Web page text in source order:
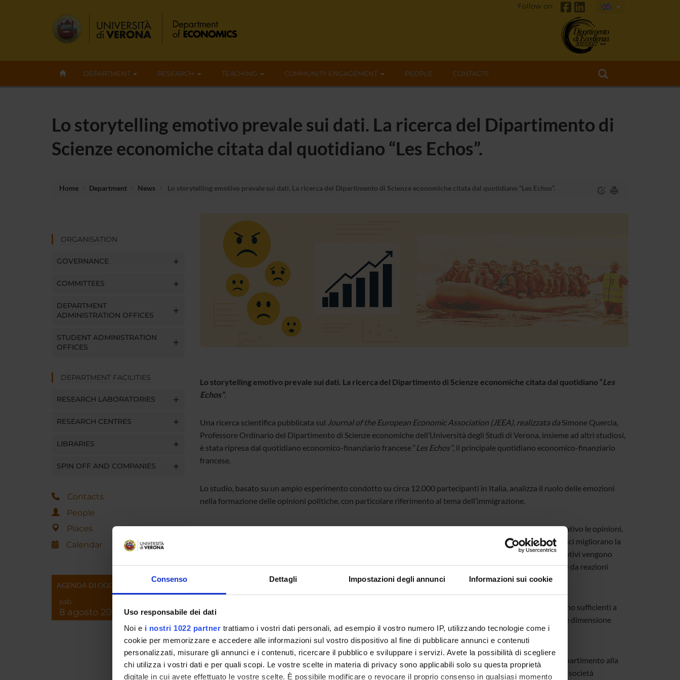
Consenso Dettagli Impostazioni degli annunci Informazioni sui cookie
Uso responsabile dei dati
Noi e i nostri 1022 partner trattiamo i vostri dati personali, ad esempio il vostro numero IP, utilizzando tecnologie come i
cookie per memorizzare e accedere alle informazioni sul vostro dispositivo al fine di pubblicare annunci e contenuti
personalizzati, misurare gli annunci e i contenuti, ricercare il pubblico e sviluppare i servizi. Avete la possibilità di scegliere
chi utilizza i vostri dati e per quali scopi. Le vostre scelte in materia di privacy sono applicabili solo su questa proprietà
digitale in cui avete effettuato le vostre scelte. È possibile modificare o revocare il proprio consenso in qualsiasi momento
Follow on
DEPARTMENT RESEARCH TEACHING COMMUNITY ENGAGEMENT PEOPLE CONTACTS
Lo storytelling emotivo prevale sui dati. La ricerca del Dipartimento di
Scienze economiche citata dal quotidiano “Les Echos”.
Home Department News Lo storytelling emotivo prevale sui dati. La ricerca del Dipartimento di Scienze economiche citata dal quotidiano “Les Echos”.
ORGANISATION
GOVERNANCE
COMMITTEES
DEPARTMENT
ADMINISTRATION OFFICES
STUDENT ADMINISTRATION
OFFICES
DEPARTMENT FACILITIES
RESEARCH LABORATORIES
RESEARCH CENTRES
LIBRARIES
SPIN OFF AND COMPANIES
Contacts
People
Places
Calendar
AGENDA DI OGGI
sab
8 agosto 2026
Lo storytelling emotivo prevale sui dati. La ricerca del Dipartimento di Scienze economiche citata dal quotidiano “Les
Echos”.
Una ricerca scientifica pubblicata sul Journal of the European Economic Association (JEEA), realizzata daSimone Quercia,
Professore Ordinario del Dipartimento di Scienze economiche dell’Università degli Studi di Verona, insieme ad altri studiosi,
è stata ripresa dal quotidiano economico-finanziario francese “Les Echos”, il principale quotidiano economico-finanziario
francese.
Lo studio, basato su un ampio esperimento condotto su circa 12.000 partecipanti in Italia, analizza il ruolo delle emozioni
nella formazione delle opinioni politiche, con particolare riferimento al tema dell’immigrazione.
I risultati mostrano che i contenuti emotivi – come i racconti di cronaca nera – influenzano in modo significativo le opinioni,
spingendo verso posizioni più restrittive riguardo alle politiche sull’immigrazione. Al contrario, i dati statistici migliorano la
conoscenza e tendono a ridurre atteggiamenti ostili. Tuttavia, quando informazioni fattuali e contenuti emotivi vengono
presentati insieme, le emozioni prevalgono: gli individui ricordano i dati, ma le loro opinioni restano guidate da reazioni
La ricerca evidenzia quindi un punto cruciale per il dibattito pubblico contemporaneo: i fatti, da soli, non sono sufficienti a
contrastare disinformazione e polarizzazione. Per essere efficace, la comunicazione deve riuscire a integrare dimensione
cognitiva ed emotiva.
Il rilievo dato da “ Les Echos”
sottolinea la rilevanza internazionale dello studio e il contributo del nostro Dipartimento alla
ricerca sui processi di formazione delle opinioni e sulle dinamiche del dibattito pubblico, temi centrali per le società